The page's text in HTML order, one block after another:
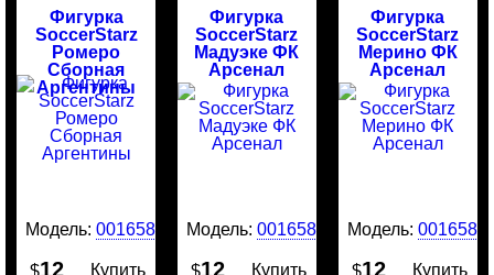
Фигурка
SoccerStarz
Ромеро
Сборная
Аргентины
Модель:0016583
12 Купить
Фигурка
SoccerStarz
Мадуэке ФК
Арсенал
Модель:0016582
12 Купить
Фигурка
SoccerStarz
Мерино ФК
Арсенал
Модель: 0016581
12 Купить